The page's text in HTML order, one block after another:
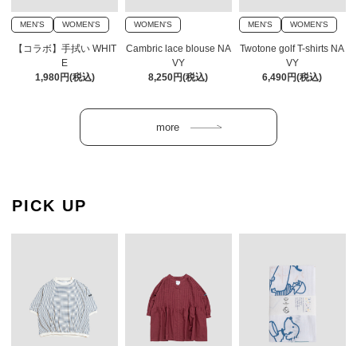
MEN'S WOMEN'S
【コラボ】手拭い WHIT
E
1,980円(税込)
WOMEN'S
Cambric lace blouse NA
VY
8,250円(税込)
MEN'S WOMEN'S
Twotone golf T-shirts NA
VY
6,490円(税込)
PICK UP